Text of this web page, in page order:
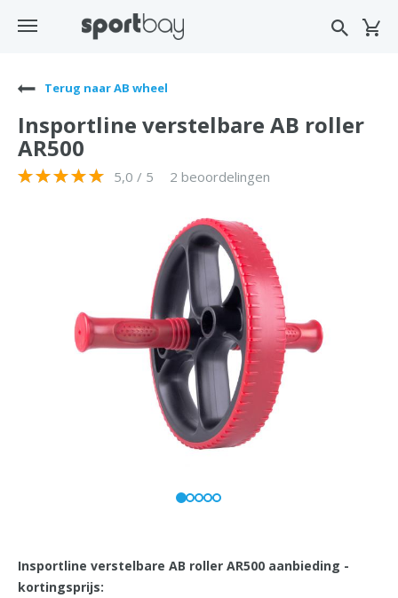
Terug naar AB wheel
Insportline verstelbare AB roller
AR500
5,0 / 5 2 beoordelingen
Insportline verstelbare AB roller AR500 aanbieding -
kortingsprijs: